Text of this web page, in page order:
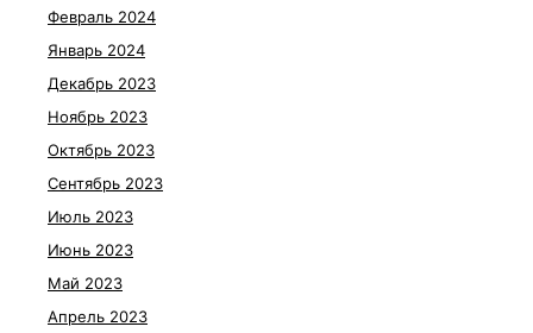
Февраль 2024
Январь 2024
Декабрь 2023
Ноябрь 2023
Октябрь 2023
Сентябрь 2023
Июль 2023
Июнь 2023
Май 2023
Апрель 2023